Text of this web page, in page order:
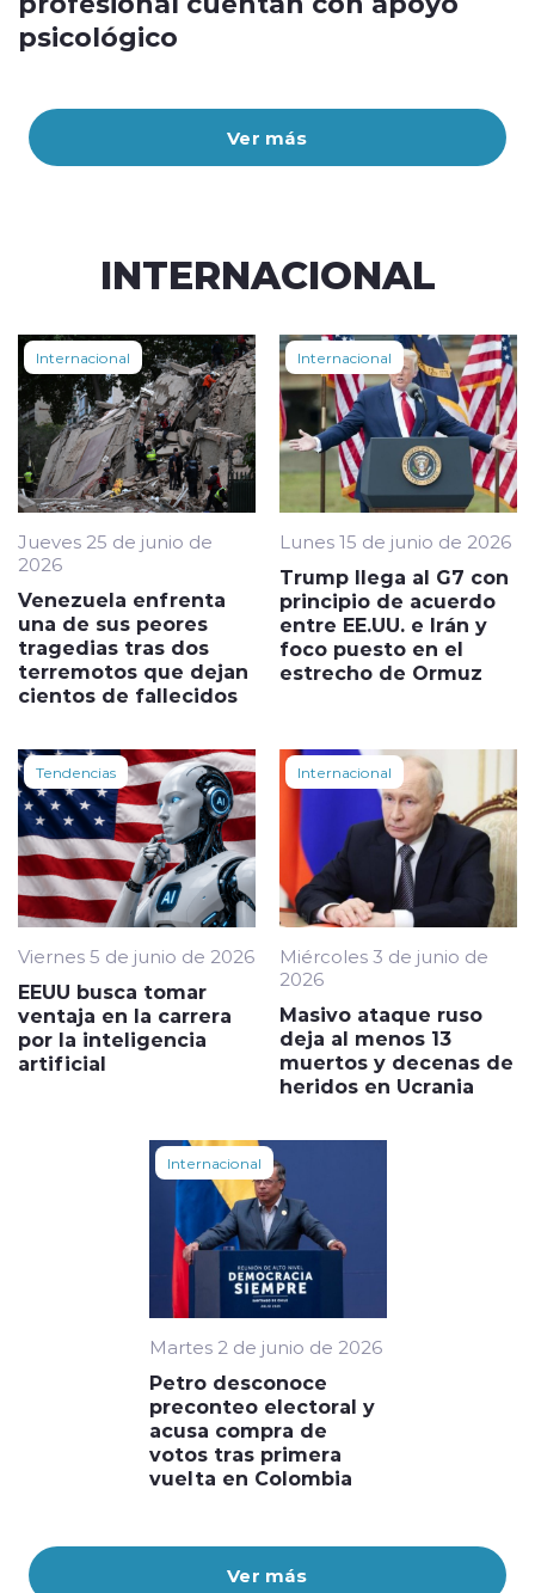
Ver más
psicológico
INTERNACIONAL
Ver más
Internacional
Jueves 25 de junio de
2026
Venezuela enfrenta
una de sus peores
tragedias tras dos
terremotos que dejan
cientos de fallecidos
Internacional
Lunes 15 de junio de 2026
Trump llega al G7 con
principio de acuerdo
entre EE.UU. e Irán y
foco puesto en el
estrecho de Ormuz
Tendencias
Viernes 5 de junio de 2026
EEUU busca tomar
ventaja en la carrera
por la inteligencia
artificial
Internacional
Miércoles 3 de junio de
2026
Masivo ataque ruso
deja al menos 13
muertos y decenas de
heridos en Ucrania
Internacional
Martes 2 de junio de 2026
Petro desconoce
preconteo electoral y
acusa compra de
votos tras primera
vuelta en Colombia